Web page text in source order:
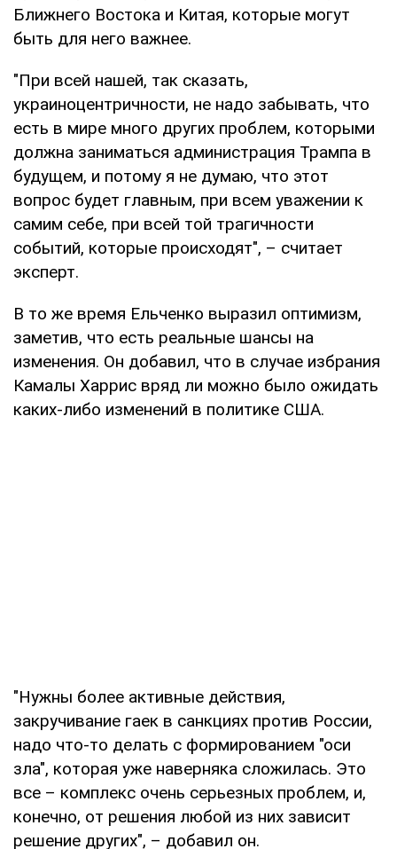
Ближнего Востока и Китая, которые могут
быть для него важнее.
"При всей нашей, так сказать,
украиноцентричности, не надо забывать, что
есть в мире много других проблем, которыми
должна заниматься администрация Трампа в
будущем, и потому я не думаю, что этот
вопрос будет главным, при всем уважении к
самим себе, при всей той трагичности
событий, которые происходят", – считает
эксперт.
В то же время Ельченко выразил оптимизм,
заметив, что есть реальные шансы на
изменения. Он добавил, что в случае избрания
Камалы Харрис вряд ли можно было ожидать
каких-либо изменений в политике США.
"Нужны более активные действия,
закручивание гаек в санкциях против России,
надо что-то делать с формированием "оси
зла", которая уже наверняка сложилась. Это
все – комплекс очень серьезных проблем, и,
конечно, от решения любой из них зависит
решение других", – добавил он.